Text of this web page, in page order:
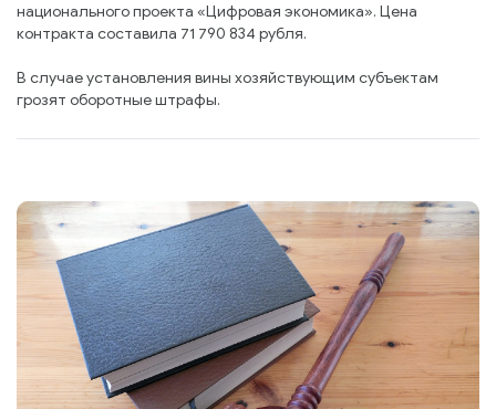
национального проекта «Цифровая экономика». Цена
контракта составила 71 790 834 рубля.
В случае установления вины хозяйствующим субъектам
грозят оборотные штрафы.